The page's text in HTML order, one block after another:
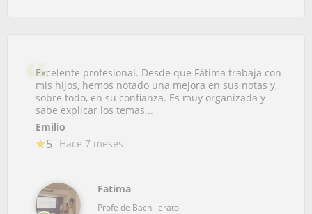
Excelente profesional. Desde que Fátima trabaja con
mis hijos, hemos notado una mejora en sus notas y,
sobre todo, en su confianza. Es muy organizada y
sabe explicar los temas...
Emilio
5 Hace 7 meses
Fatima
Profe de Bachillerato